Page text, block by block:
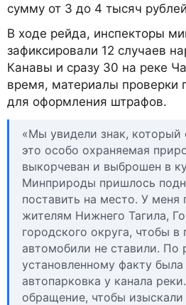
сумму от 3 до 4 тысяч
В ходе рейда, инспекторы
зафиксировали 12 случаев
Канавы и сразу 30 на реке
время, материалы
для оформления штрафов.
«Мы увидели знак, который
это особо охраняемая
выкорчеван и выброшен в
Минприроды пришлось
поставить на место. У меня
жителям Нижнего Тагила,
городского округа, чтобы в
автомобили не ставили. По
установленному факту была
автопарковка у канала
обращение, чтобы